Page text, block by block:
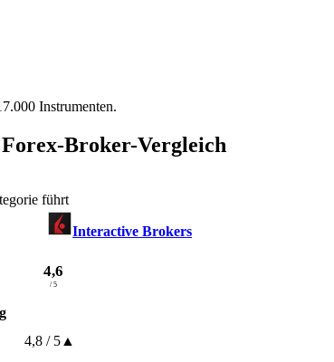
Instrumenten.
Broker-Vergleich
führt
Interactive Brokers
4,6
/ 5
4,8 / 5 ▲